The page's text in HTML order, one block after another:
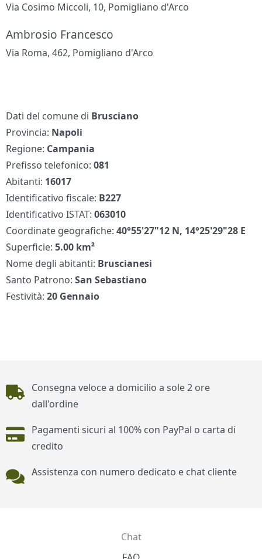
Via Cosimo Miccoli, 10, Pomigliano d'Arco
Ambrosio Francesco
Via Roma, 462, Pomigliano d'Arco
Dati del comune di Brusciano
Provincia: Napoli
Regione: Campania
Prefisso telefonico:081
Abitanti: 16017
Identificativo fiscale: B227
Identificativo ISTAT:063010
Coordinate geografiche:40°55'27"12 N, 14°25'29"28 E
Superficie:5.00 km²
Nome degli abitanti: Bruscianesi
Santo Patrono:San Sebastiano
Festività:20 Gennaio
Piè di pagina
Consegna veloce a domicilio a sole 2 ore
dall'ordine
Pagamenti sicuri al 100% con PayPal o carta di
credito
Assistenza con numero dedicato e chat cliente
Chat